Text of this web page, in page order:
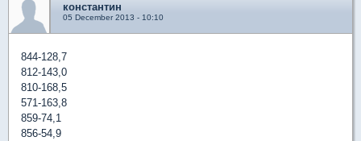
константин
05 December 2013 - 10:10
844-128,7
812-143,0
810-168,5
571-163,8
859-74,1
856-54,9